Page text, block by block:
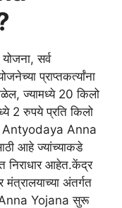
सर्व
प्राप्तकर्त्यांना
ज्यामध्ये 20 किलो
2 रुपये प्रति किलो
Antyodaya Anna
आहे ज्यांच्याकडे
निराधार आहेत.केंद्र
अंतर्गत
Yojana सुरू